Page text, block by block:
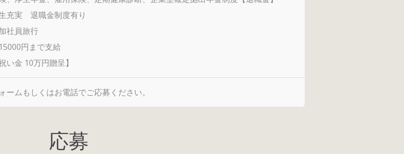
充実 退職金制度有り
社員旅行
円まで支給
い金 10万円贈呈】
ームもしくはお電話でご応募ください。
応募